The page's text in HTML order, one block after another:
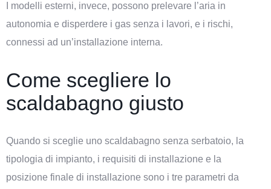
I modelli esterni, invece, possono prelevare l’aria in
autonomia e disperdere i gas senza i lavori, e i rischi,
connessi ad un’installazione interna.
Come scegliere lo
scaldabagno giusto
Quando si sceglie uno scaldabagno senza serbatoio, la
tipologia di impianto, i requisiti di installazione e la
posizione finale di installazione sono i tre parametri da